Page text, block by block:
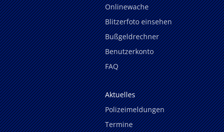
Onlinewache
Blitzerfoto einsehen
Bußgeldrechner
Benutzerkonto
FAQ
Aktuelles
Polizeimeldungen
Termine